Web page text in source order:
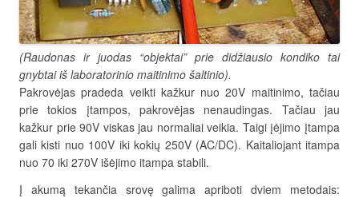
(Raudonas ir juodas “objektai” prie didžiausio kondiko tai
gnybtai iš laboratorinio maitinimo šaltinio).
Pakrovėjas pradeda veikti kažkur nuo 20V maitinimo, tačiau
prie tokios įtampos, pakrovėjas nenaudingas. Tačiau jau
kažkur prie 90V viskas jau normaliai veikia. Taigi įėjimo įtampa
gali kisti nuo 100V iki kokių 250V (AC/DC). Kaitaliojant itampa
nuo 70 iki 270V išėjimo itampa stabili.
Į akumą tekančia srovę galima apriboti dviem metodais: